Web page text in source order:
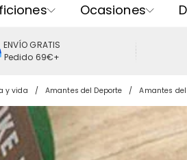
Ocasiones
ENVÍO GRATIS
Pedido 69€+
y vida Amantes del Deporte Amantes